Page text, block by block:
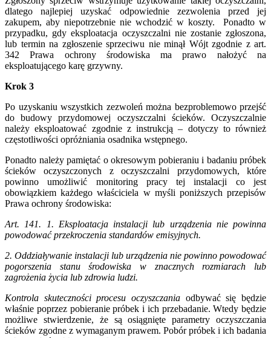
dlatego najlepiej uzyskać odpowiednie zezwolenia przed jej
zakupem, aby niepotrzebnie nie wchodzić w koszty. Ponadto w
przypadku, gdy eksploatacja oczyszczalni nie zostanie zgłoszona,
lub termin na zgłoszenie sprzeciwu nie minął Wójt zgodnie z art.
342 Prawa ochrony środowiska ma prawo nałożyć na
eksploatującego karę grzywny.
Krok 3
Po uzyskaniu wszystkich zezwoleń można bezproblemowo przejść
do budowy przydomowej oczyszczalni ścieków. Oczyszczalnie
należy eksploatować zgodnie z instrukcją – dotyczy to również
częstotliwości opróżniania osadnika wstępnego.
Ponadto należy pamiętać o okresowym pobieraniu i badaniu próbek
ścieków oczyszczonych z oczyszczalni przydomowych, które
powinno umożliwić monitoring pracy tej instalacji co jest
obowiązkiem każdego właściciela w myśli poniższych przepisów
Prawa ochrony środowiska:
Art. 141. 1. Eksploatacja instalacji lub urządzenia nie powinna
powodować przekroczenia standardów emisyjnych.
2. Oddziaływanie instalacji lub urządzenia nie powinno powodować
pogorszenia stanu środowiska w znacznych rozmiarach lub
zagrożenia życia lub zdrowia ludzi.
Kontrola skuteczności procesu oczyszczania odbywać się będzie
właśnie poprzez pobieranie próbek i ich przebadanie. Wtedy będzie
możliwe stwierdzenie, że są osiągnięte parametry oczyszczania
ścieków zgodne z wymaganym prawem. Pobór próbek i ich badania